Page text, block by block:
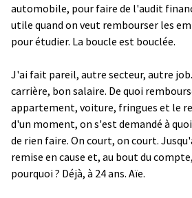
automobile, pour faire de l'audit
utile quand on veut rembourser les
pour étudier. La boucle est bouclée.
J'ai fait pareil, autre secteur, autre
carrière, bon salaire. De quoi
appartement, voiture, fringues et le
d'un moment, on s'est demandé à
de rien faire. On court, on court.
remise en cause et, au bout du
pourquoi ? Déjà, à 24 ans. Aïe.